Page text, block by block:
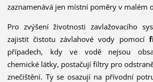
zaznamenává jen místní poměry v malém
Pro zvýšení životnosti zavlažovacího
zajistit čistotu závlahové vody pomocí
případech, kdy ve vodě nejsou
chemické látky, postačují filtry pro
zne­čištění. Ty se osazují na přívodní